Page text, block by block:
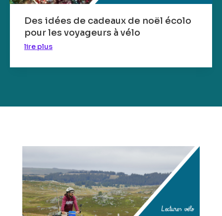
Des idées de cadeaux de noël écolo
pour les voyageurs à vélo
lire plus